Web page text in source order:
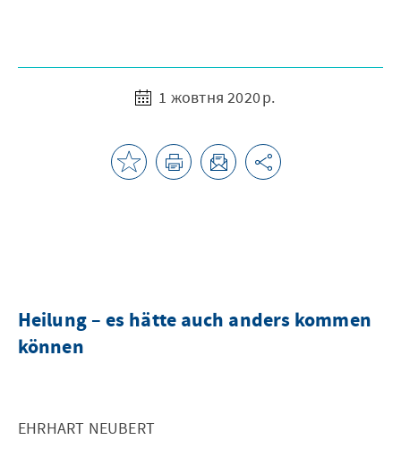
1 жовтня 2020 р.
Heilung – es hätte auch anders kommen
können
EHRHART NEUBERT